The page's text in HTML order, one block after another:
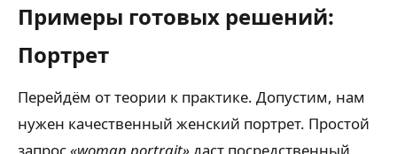
Примеры готовых решений:
Портрет
Перейдём от теории к практике. Допустим, нам
нужен качественный женский портрет. Простой